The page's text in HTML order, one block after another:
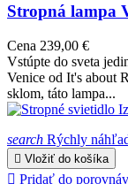
Stropná lampa
Cena 239,00 €
Vstúpte do sveta
Venice od It's about
sklom, táto lampa...
search Rýchly
 Vložiť do košíka
 Pridať do